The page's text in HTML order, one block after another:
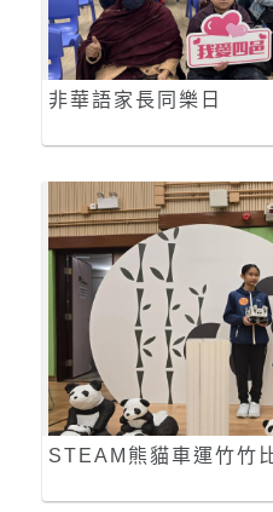
非華語家長同樂日
STEAM熊貓車運竹竹